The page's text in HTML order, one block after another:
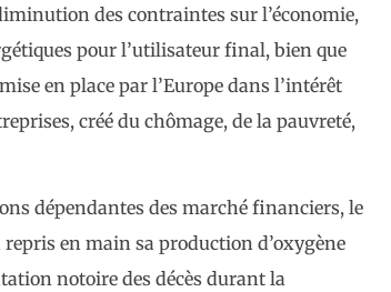
des contraintes sur l’économie,
pour l’utilisateur final, bien que
en place par l’Europe dans l’intérêt
créé du chômage, de la pauvreté,
dépendantes des marché financiers, le
en main sa production d’oxygène
notoire des décès durant la